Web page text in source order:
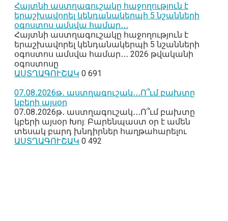
Հայտնի աստղագուշակը հաջողություն է
երաշխավորել կենդանակերպի 5 նշանների
օգոստոս ամսվա համար․․․
Հայտնի աստղագուշակը հաջողություն է
երաշխավորել կենդանակերպի 5 նշանների
օգոստոս ամսվա համար․․․ 2026 թվականի
օգոստոսը
ԱՍՏՂԱԳՈՒՇԱԿ 0 691
07․08․2026թ․ աստղագուշակ․․․Ո՞ւմ բախտը
կբերի այսօր
07․08․2026թ․ աստղագուշակ․․․Ո՞ւմ բախտը
կբերի այսօր Խոյ: Բարենպաստ օր է ամեն
տեսակ բարդ խնդիրներ հաղթահարելու
ԱՍՏՂԱԳՈՒՇԱԿ 0 492